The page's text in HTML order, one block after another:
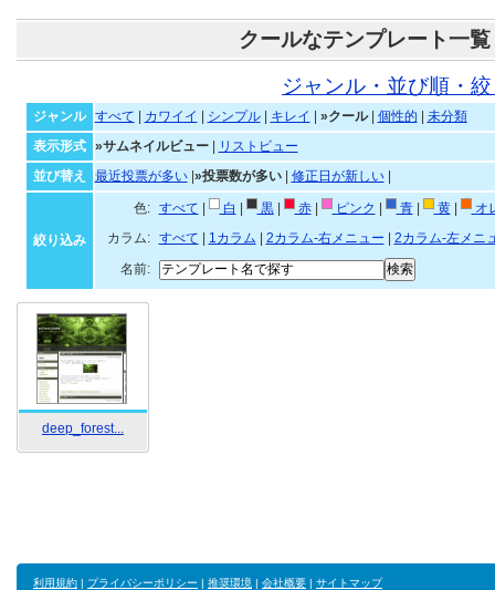
クールなテンプレート一覧
ジャンル・並び順・
ジャンル すべて カワイイ シンプル| キレイ »クール| 個性的
未分類
表示形式
»サムネイルビュー|
リストビュー
並び替え
最近投票が多い| »投票数が多い| 修正日が新しい|
絞り込み
色: すべて 白 黒| 赤| ピンク 青| 黄|
オ
カラム:
すべて 1カラム 2カラム-右メニュー
2カラム-左メニ
名前:
deep_forest...
利用規約 | プライバシーポリシー | 推奨環境 | 会社概要 | サイトマップ